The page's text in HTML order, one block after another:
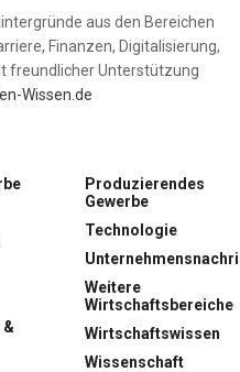
aus den Bereichen
Finanzen, Digitalisierung,
freundlicher Unterstützung
Wissen.de
Produzierendes
Gewerbe
Technologie
Weitere
Wirtschaftsbereiche
Wirtschaftswissen
Wissenschaft